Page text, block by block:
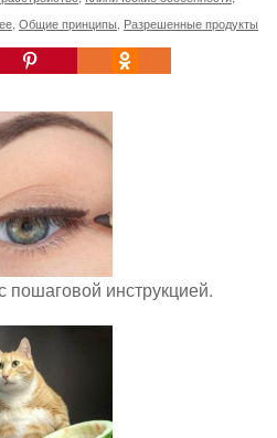
, Общие принципы, Разрешенные продукты
инструкцией.